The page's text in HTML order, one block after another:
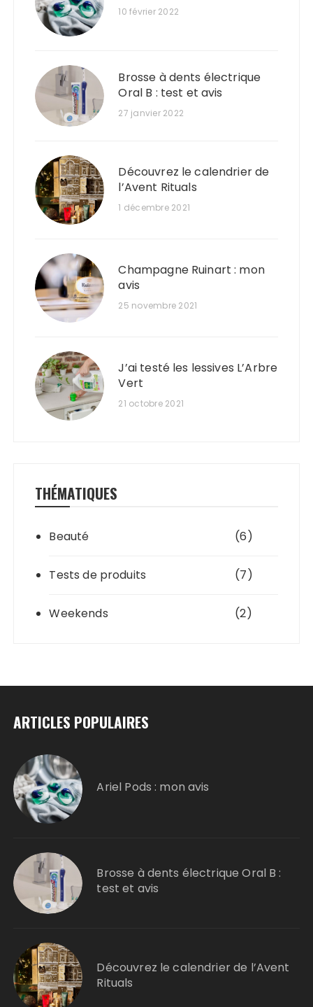
10 février 2022
Brosse à dents électrique
Oral B : test et avis
27 janvier 2022
Découvrez le calendrier de
l’Avent Rituals
1 décembre 2021
Champagne Ruinart : mon
avis
25 novembre 2021
J’ai testé les lessives L’Arbre
Vert
21 octobre 2021
THÉMATIQUES
Beauté (6)
Tests de produits (7)
Weekends (2)
ARTICLES POPULAIRES
Ariel Pods : mon avis
Brosse à dents électrique Oral B :
test et avis
Découvrez le calendrier de l’Avent
Rituals